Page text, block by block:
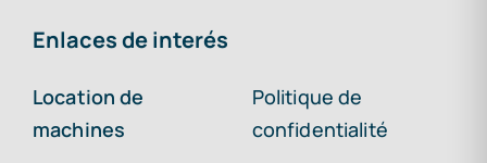
Enlaces de interés
Location de
machines
Politique de
confidentialité